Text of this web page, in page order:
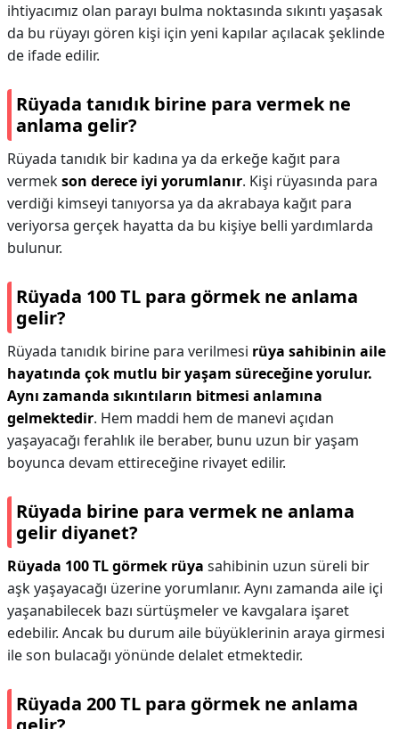
ihtiyacımız olan parayı bulma noktasında sıkıntı yaşasak
da bu rüyayı gören kişi için yeni kapılar açılacak şeklinde
de ifade edilir.
Rüyada tanıdık birine para vermek ne
anlama gelir?
Rüyada tanıdık bir kadına ya da erkeğe kağıt para
vermekson derece iyi yorumlanır. Kişi rüyasında para
verdiği kimseyi tanıyorsa ya da akrabaya kağıt para
veriyorsa gerçek hayatta da bu kişiye belli yardımlarda
bulunur.
Rüyada 100 TL para görmek ne anlama
gelir?
Rüyada tanıdık birine para verilmesi rüya sahibinin aile
hayatında çok mutlu bir yaşam süreceğine yorulur.
Aynı zamanda sıkıntıların bitmesi anlamına
gelmektedir. Hem maddi hem de manevi açıdan
yaşayacağı ferahlık ile beraber, bunu uzun bir yaşam
boyunca devam ettireceğine rivayet edilir.
Rüyada birine para vermek ne anlama
gelir diyanet?
Rüyada 100 TL görmek rüya sahibinin uzun süreli bir
aşk yaşayacağı üzerine yorumlanır. Aynı zamanda aile içi
yaşanabilecek bazı sürtüşmeler ve kavgalara işaret
edebilir. Ancak bu durum aile büyüklerinin araya girmesi
ile son bulacağı yönünde delalet etmektedir.
Rüyada 200 TL para görmek ne anlama